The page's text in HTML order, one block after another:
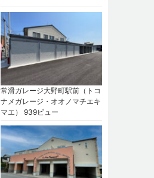
常滑ガレージ大野町駅前（トコ
ナメガレージ・オオノマチエキ
マエ）
939ビュー